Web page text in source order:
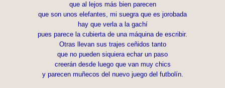
que al lejos más bien parecen
que son unos elefantes, mi suegra que es jorobada
hay que verla a la gachí
pues parece la cubierta de una máquina de escribir.
Otras llevan sus trajes ceñidos tanto
que no pueden siquiera echar un paso
creerán desde luego que van muy chics
y parecen muñecos del nuevo juego del futbolín.